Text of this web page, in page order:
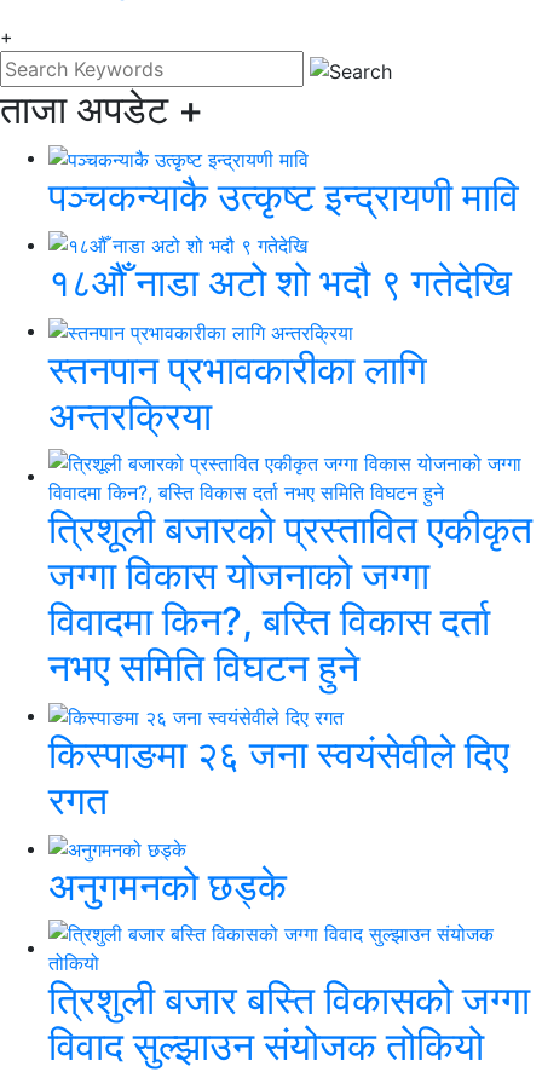
+
ताजा अपडेट +
पञ्चकन्याकै उत्कृष्ट इन्द्रायणी मावि
१८औँ नाडा अटो शो भदौ ९ गतेदेखि
स्तनपान प्रभावकारीका लागि
अन्तरक्रिया
त्रिशूली बजारको प्रस्तावित एकीकृत
जग्गा विकास योजनाको जग्गा
विवादमा किन?, बस्ति विकास दर्ता
नभए समिति विघटन हुने
किस्पाङमा २६ जना स्वयंसेवीले दिए
रगत
अनुगमनको छड्के
त्रिशुली बजार बस्ति विकासको जग्गा
विवाद सुल्झाउन संयोजक तोकियो